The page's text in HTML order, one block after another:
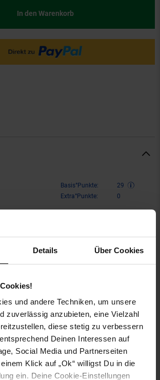
Details Über Cookies
und andere Techniken, um unsere
zuverlässig anzubieten, eine Vielzahl
diese stetig zu verbessern
Deinen Interessen auf
Social Media und Partnerseiten
Klick auf „Ok“ willigst Du in die
ein. Deine Cookie-Einstellungen
In den Warenkorb
Basis°Punkte:
29
Extra°Punkte:
0
Vayavon Lorelli ist für Kinder ab 6
sehr leichtes Gewicht der perfekte
oder Alltag. Mithilfe des 5-Punkt-
Ihr Kind auch bei längeren Ausflügen sicher
Schiebegriffe bieten auch
Komfort. Mit nur wenigen Handgriffen
und einfach in den
werden.
Lorelli Kinderwagen Buggy Vaya